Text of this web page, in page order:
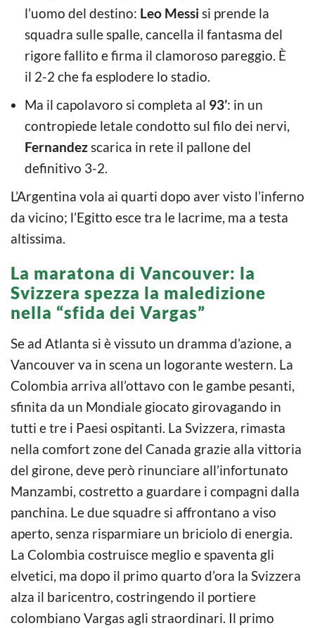
l’uomo del destino: Leo Messi si prende la
squadra sulle spalle, cancella il fantasma del
rigore fallito e firma il clamoroso pareggio. È
il 2-2 che fa esplodere lo stadio.
Ma il capolavoro si completa al 93’: in un
contropiede letale condotto sul filo dei nervi,
Fernandez scarica in rete il pallone del
definitivo 3-2.
L’Argentina vola ai quarti dopo aver visto l’inferno
da vicino; l’Egitto esce tra le lacrime, ma a testa
altissima.
La maratona di Vancouver: la
Svizzera spezza la maledizione
nella “sfida dei Vargas”
Se ad Atlanta si è vissuto un dramma d’azione, a
Vancouver va in scena un logorante western. La
Colombia arriva all’ottavo con le gambe pesanti,
sfinita da un Mondiale giocato girovagando in
tutti e tre i Paesi ospitanti. La Svizzera, rimasta
nella comfort zone del Canada grazie alla vittoria
del girone, deve però rinunciare all’infortunato
Manzambi, costretto a guardare i compagni dalla
panchina. Le due squadre si affrontano a viso
aperto, senza risparmiare un briciolo di energia.
La Colombia costruisce meglio e spaventa gli
elvetici, ma dopo il primo quarto d’ora la Svizzera
alza il baricentro, costringendo il portiere
colombiano Vargas agli straordinari. Il primo